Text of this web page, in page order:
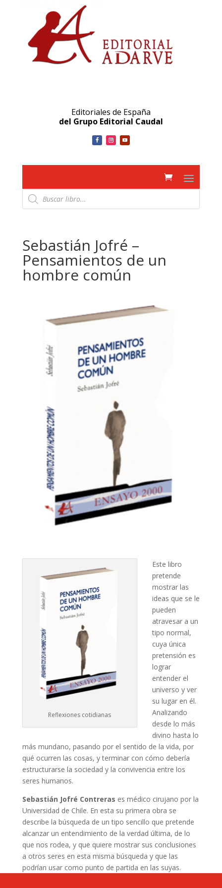
Editoriales de España
del Grupo Editorial Caudal
Búsqueda
de
productos
Sebastián Jofré –
Pensamientos de un
hombre común
Reflexiones cotidianas
Este libro
pretende
mostrar las
ideas que se le
pueden
atravesar a un
tipo normal,
cuya única
pretensión es
lograr
entender el
universo y ver
su lugar en él.
Analizando
desde lo más
divino hasta lo
más mundano, pasando por el sentido de la vida, por
qué ocurren las cosas, y terminar con cómo debería
estructurarse la sociedad y la convivencia entre los
seres humanos.
Sebastián Jofré Contreras es médico cirujano por la
Universidad de Chile. En esta su primera obra se
describe la búsqueda de un tipo sencillo que pretende
alcanzar un entendimiento de la verdad última, de lo
que nos rodea, y que quiere mostrar sus conclusiones
a otros seres en esta misma búsqueda y que las
podrían usar como punto de partida en las suyas.